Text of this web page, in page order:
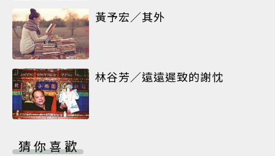
黃予宏／其外
林谷芳／遠遠遲致的謝忱
猜你喜歡